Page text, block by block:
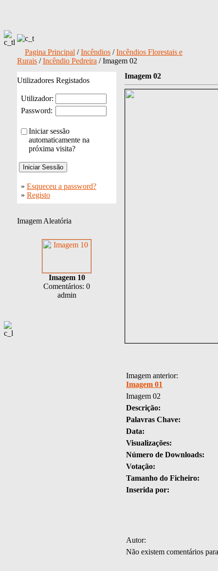
Pagina Principal /Incêndios /Incêndios Florestais e
Rurais /Incêndio Pedreira / Imagem 02
Utilizadores Registados
Utilizador:
Password:
Iniciar sessão
automaticamente na
próxima visita?
» Esqueceu a password?
» Registo
Imagem Aleatória
Imagem 10
Comentários: 0
admin
Imagem 02
Imagem anterior:
Imagem 01
Imagem 02
Descrição:
Palavras Chave:
Data:
Visualizações:
Número de Downloads:
Votação:
Tamanho do Ficheiro:
Inserida por:
Autor:
Não existem comentários